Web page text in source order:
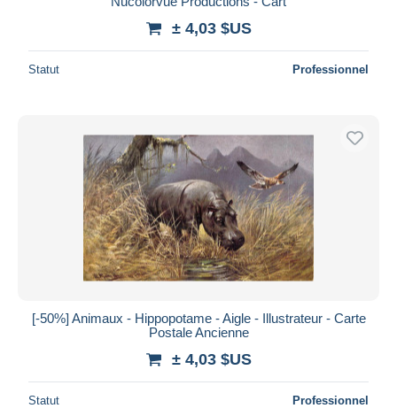
± 4,03 $US
Statut Professionnel
[-50%] Animaux - Hippopotame - Aigle - Illustrateur - Carte
Postale Ancienne
± 4,03 $US
Statut Professionnel